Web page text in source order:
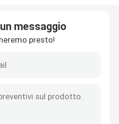
messaggio
presto!